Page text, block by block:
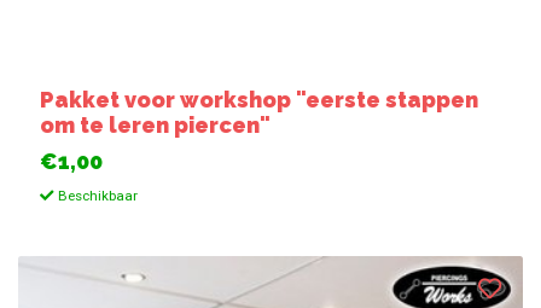
Pakket voor workshop "eerste stappen
om te leren piercen"
€1,00
Beschikbaar